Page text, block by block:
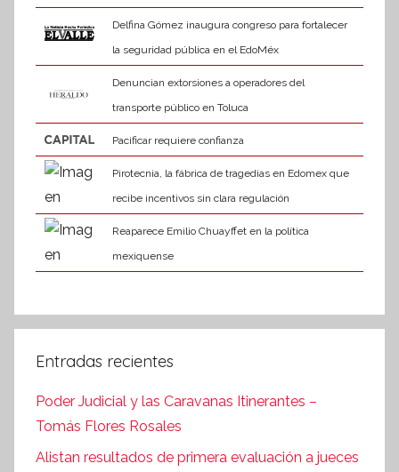
Delfina Gómez inaugura congreso para fortalecer
la seguridad pública en el EdoMéx
Denuncian extorsiones a operadores del
transporte público en Toluca
Pacificar requiere confianza
Pirotecnia, la fábrica de tragedias en Edomex que
recibe incentivos sin clara regulación
Reaparece Emilio Chuayffet en la política
mexiquense
Entradas recientes
Poder Judicial y las Caravanas Itinerantes –
Tomás Flores Rosales
Alistan resultados de primera evaluación a jueces